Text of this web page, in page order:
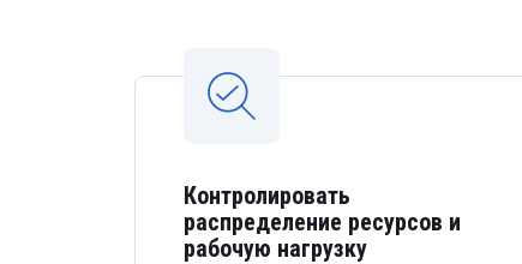
Контролировать
распределение ресурсов и
рабочую нагрузку